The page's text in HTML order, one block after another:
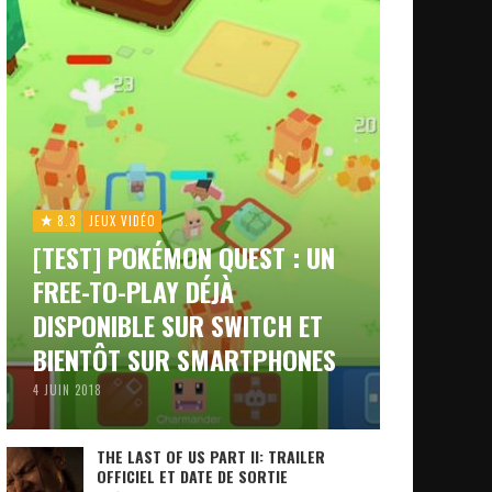
8.3 JEUX VIDÉO
[TEST] POKÉMON QUEST : UN
FREE-TO-PLAY DÉJÀ
DISPONIBLE SUR SWITCH ET
BIENTÔT SUR SMARTPHONES
4 JUIN 2018
THE LAST OF US PART II: TRAILER
OFFICIEL ET DATE DE SORTIE